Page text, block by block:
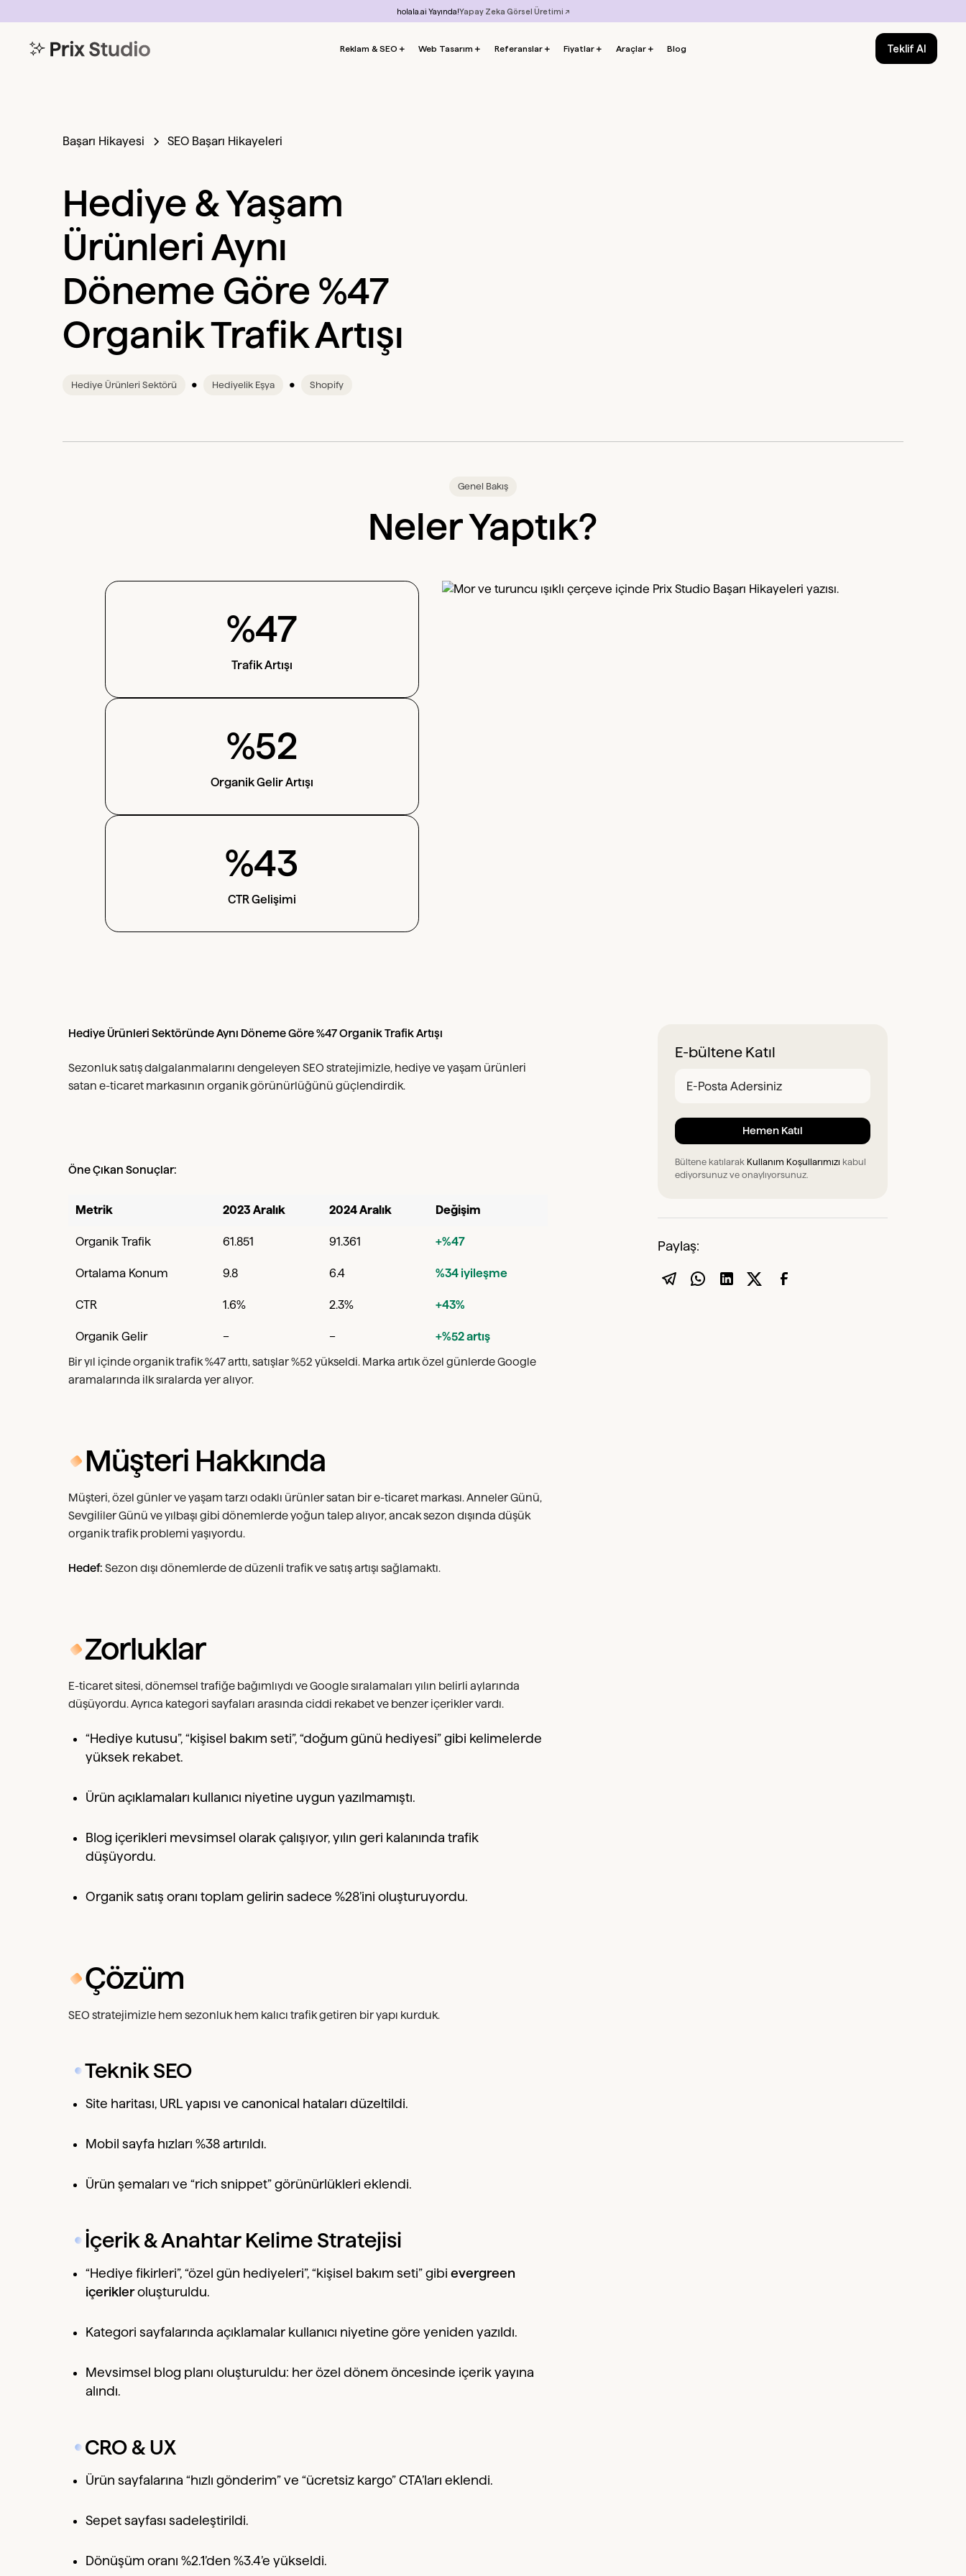
holala.ai Yayında!Yapay Zeka Görsel Üretimi ↗
Reklam & SEO ＋ Web Tasarım ＋ Referanslar＋ Fiyatlar ＋ Araçlar＋ Blog Teklif Al
Başarı Hikayesi SEO Başarı Hikayeleri
Hediye & Yaşam
Ürünleri Aynı
Döneme Göre %47
Organik Trafik Artışı
‍Hediye Ürünleri Sektörü • Hediyelik Eşya • Shopify
Genel Bakış
Neler Yaptık?
%47
Trafik Artışı
%52
Organik Gelir Artışı
%43
CTR Gelişimi
Hediye Ürünleri Sektöründe Aynı Döneme Göre %47 Organik Trafik Artışı
Sezonluk satış dalgalanmalarını dengeleyen SEO stratejimizle, hediye ve yaşam ürünleri
satan e-ticaret markasının organik görünürlüğünü güçlendirdik.
Öne Çıkan Sonuçlar:
Metrik 2023 Aralık 2024 Aralık Değişim
Organik Trafik 61.851 91.361 +%47
Ortalama Konum 9.8 6.4 %34 iyileşme
CTR 1.6% 2.3% +43%
Organik Gelir – – +%52 artış
Bir yıl içinde organik trafik %47 arttı, satışlar %52 yükseldi. Marka artık özel günlerde Google
aramalarında ilk sıralarda yer alıyor.
Müşteri Hakkında
Müşteri, özel günler ve yaşam tarzı odaklı ürünler satan bir e-ticaret markası. Anneler Günü,
Sevgililer Günü ve yılbaşı gibi dönemlerde yoğun talep alıyor, ancak sezon dışında düşük
organik trafik problemi yaşıyordu.
Hedef: Sezon dışı dönemlerde de düzenli trafik ve satış artışı sağlamaktı.
Zorluklar
E-ticaret sitesi, dönemsel trafiğe bağımlıydı ve Google sıralamaları yılın belirli aylarında
düşüyordu. Ayrıca kategori sayfaları arasında ciddi rekabet ve benzer içerikler vardı.
“Hediye kutusu”, “kişisel bakım seti”, “doğum günü hediyesi” gibi kelimelerde
yüksek rekabet.
Ürün açıklamaları kullanıcı niyetine uygun yazılmamıştı.
Blog içerikleri mevsimsel olarak çalışıyor, yılın geri kalanında trafik
düşüyordu.
Organik satış oranı toplam gelirin sadece %28’ini oluşturuyordu.
Çözüm
SEO stratejimizle hem sezonluk hem kalıcı trafik getiren bir yapı kurduk.
Teknik SEO
Site haritası, URL yapısı ve canonical hataları düzeltildi.
Mobil sayfa hızları %38 artırıldı.
Ürün şemaları ve “rich snippet” görünürlükleri eklendi.
İçerik & Anahtar Kelime Stratejisi
“Hediye fikirleri”, “özel gün hediyeleri”, “kişisel bakım seti” gibievergreen
içerikleroluşturuldu.
Kategori sayfalarında açıklamalar kullanıcı niyetine göre yeniden yazıldı.
Mevsimsel blog planı oluşturuldu: her özel dönem öncesinde içerik yayına
alındı.
CRO & UX
Ürün sayfalarına “hızlı gönderim” ve “ücretsiz kargo” CTA’ları eklendi.
Sepet sayfası sadeleştirildi.
Dönüşüm oranı %2.1’den %3.4’e yükseldi.
E-bültene Katıl
Bültene katılarak Kullanım Koşullarımızı kabul
ediyorsunuz ve onaylıyorsunuz.
Paylaş: